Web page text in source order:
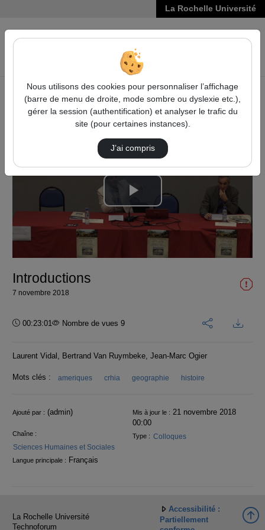
La Rochelle Université
VIDÉOS
Accueil Vidéos Introductions
Lire
la
vidéo
Introductions
7 novembre 2018
Durée :
00:23:01 Nombre de vues 9
Laurent Vidal, Bertrand Van Ruymbeke, Jean-Marc Ogier
Mots clés : ameriques crhia geographie histoire
Informations
Ajouté par : (admin) Mis à jour le : 21 novembre 2018
00:00
Chaîne :
Sciences Humaines et Sociales
Type : Colloques
Langue principale : Français
La Rochelle Université
Technoforum
Accessibilité :
Partiellement
Nous utilisons des cookies pour personnaliser l’affichage
(barre de menu de droite, mode sombre ou dyslexie etc.),
gérer la session (authentification) et analyser le trafic du
site (pour certaines instances).
J’ai compris